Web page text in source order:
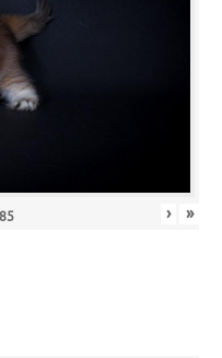
85 › »